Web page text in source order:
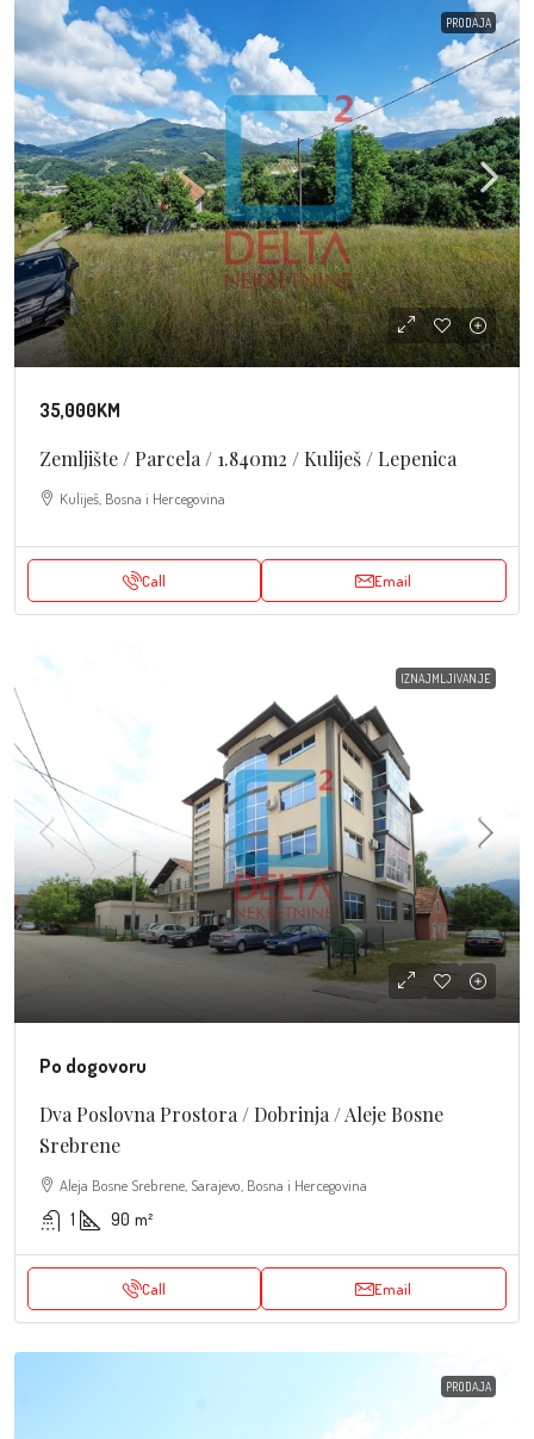
PRODAJA
35,000KM
Zemljište / Parcela / 1.840m2 / Kuliješ / Lepenica
Kuliješ, Bosna i Hercegovina
Call Email
IZNAJMLJIVANJE
Po dogovoru
Dva Poslovna Prostora / Dobrinja / Aleje Bosne
Srebrene
Aleja Bosne Srebrene, Sarajevo, Bosna i Hercegovina
1 90 m²
Call Email
PRODAJA